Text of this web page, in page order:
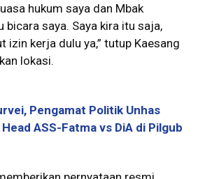
hukum saya dan Mbak
bicara saya. Saya kira itu saja,
izin kerja dulu ya,” tutup Kaesang
lokasi.
Pengamat Politik Unhas
ASS-Fatma vs DiA di Pilgub